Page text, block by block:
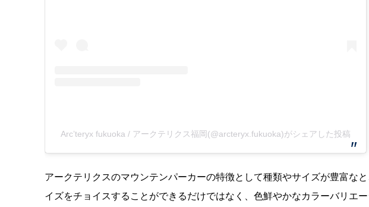
Arc’teryx fukuoka / アークテリクス福岡(@arcteryx.fukuoka)がシェアした投稿
アークテリクスのマウンテンパーカーの特徴として種類やサイズが豊富な
イズをチョイスすることができるだけではなく、色鮮やかなカラーバリエ